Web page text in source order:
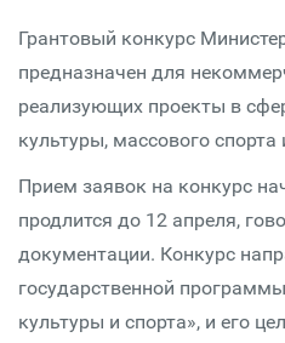
Грантовый конкурс
предназначен для
реализующих проекты в
культуры, массового спорта
Прием заявок на конкурс
продлится до 12 апреля,
документации. Конкурс
государственной
культуры и спорта», и его